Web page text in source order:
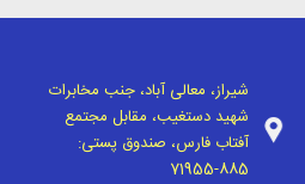
شیراز، معالی آباد، جنب مخابرات
شهید دستغیب، مقابل مجتمع
آفتاب فارس، صندوق پستی:
71955-885